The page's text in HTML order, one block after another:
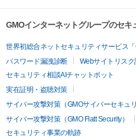
GMOインターネットグループのセキ
世界初総合ネットセキュリティサービス「
パスワード漏洩診断
Webサイトリスク
セキュリティ相談AIチャットボット
実在証明・盗聴対策
サイバー攻撃対策（GMOサイバーセキュ
サイバー攻撃対策（GMO Flatt Security）
セキュリティ事業の軌跡